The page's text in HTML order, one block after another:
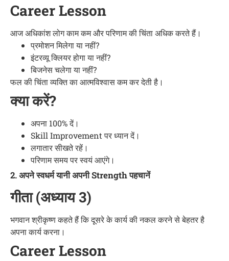
Career Lesson
आज अधिकांश लोग काम कम और परिणाम की चिंता अधिक करते हैं।
प्रमोशन मिलेगा या नहीं?
इंटरव्यू क्लियर होगा या नहीं?
बिजनेस चलेगा या नहीं?
फल की चिंता व्यक्ति का आत्मविश्वास कम कर देती है।
क्या करें?
अपना 100% दें।
Skill Improvement पर ध्यान दें।
लगातार सीखते रहें।
परिणाम समय पर स्वयं आएंगे।
2. अपने स्वधर्म यानी अपनी Strength पहचानें
गीता (अध्याय 3)
भगवान श्रीकृष्ण कहते हैं कि दूसरे के कार्य की नकल करने से बेहतर है
अपना कार्य करना।
Career Lesson